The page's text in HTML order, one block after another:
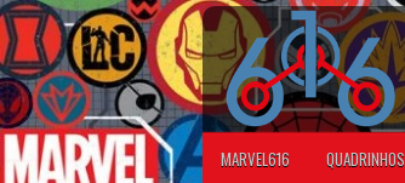
MARVEL616 QUADRINHOS